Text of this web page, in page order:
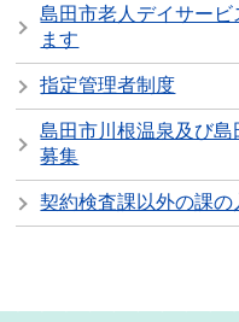
島田市老人デイサー
ます
指定管理者制度
島田市川根温泉及び
募集
契約検査課以外の課の